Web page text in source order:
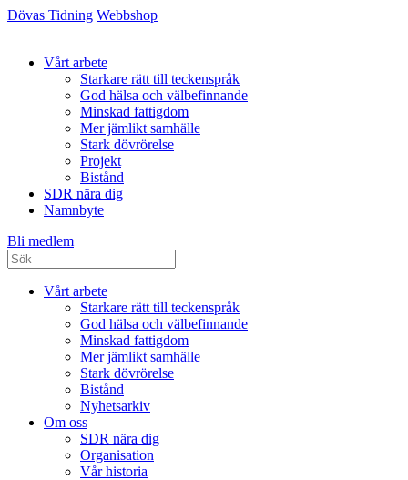
Dövas Tidning Webbshop
Vårt arbete
Starkare rätt till teckenspråk
God hälsa och välbefinnande
Minskad fattigdom
Mer jämlikt samhälle
Stark dövrörelse
Projekt
Bistånd
SDR nära dig
Namnbyte
Bli medlem
Vårt arbete
Starkare rätt till teckenspråk
God hälsa och välbefinnande
Minskad fattigdom
Mer jämlikt samhälle
Stark dövrörelse
Bistånd
Nyhetsarkiv
Om oss
SDR nära dig
Organisation
Vår historia